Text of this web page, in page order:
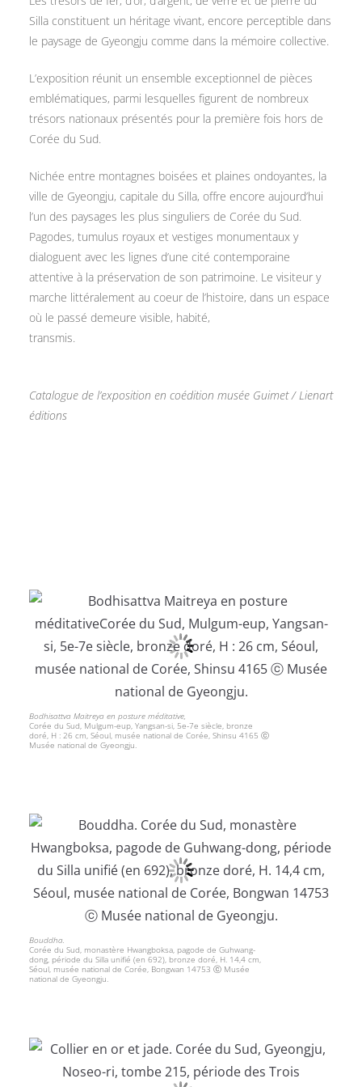
Silla constituent un héritage vivant, encore perceptible dans
le paysage de Gyeongju comme dans la mémoire collective.
L’exposition réunit un ensemble exceptionnel de pièces
emblématiques, parmi lesquelles figurent de nombreux
trésors nationaux présentés pour la première fois hors de
Corée du Sud.
Nichée entre montagnes boisées et plaines ondoyantes, la
ville de Gyeongju, capitale du Silla, offre encore aujourd’hui
l’un des paysages les plus singuliers de Corée du Sud.
Pagodes, tumulus royaux et vestiges monumentaux y
dialoguent avec les lignes d’une cité contemporaine
attentive à la préservation de son patrimoine. Le visiteur y
marche littéralement au coeur de l’histoire, dans un espace
où le passé demeure visible, habité,
transmis.
Catalogue de l’exposition en coédition musée Guimet / Lienart
éditions
Bodhisattva Maitreya en posture méditative,
Corée du Sud, Mulgum-eup, Yangsan-si, 5e-7e siècle, bronze
doré, H : 26 cm, Séoul, musée national de Corée, Shinsu 4165 ⓒ
Musée national de Gyeongju.
Bouddha.
Corée du Sud, monastère Hwangboksa, pagode de Guhwang-
dong, période du Silla unifié (en 692), bronze doré, H. 14,4 cm,
Séoul, musée national de Corée, Bongwan 14753 ⓒ Musée
national de Gyeongju.